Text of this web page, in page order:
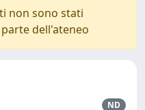
non sono stati
dell'ateneo
ND